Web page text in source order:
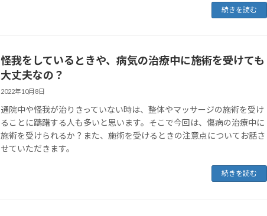
続きを読む
怪我をしているときや、病気の治療中に施術を受けても
大丈夫なの？
2022年10月8日
通院中や怪我が治りきっていない時は、整体やマッサージの施術を受け
ることに躊躇する人も多いと思います。そこで今回は、傷病の治療中に
施術を受けられるか？また、施術を受けるときの注意点についてお話さ
せていただきます。
続きを読む